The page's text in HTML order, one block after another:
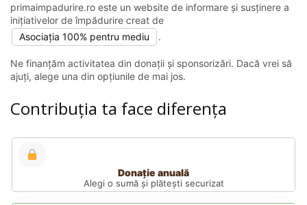
primaimpadurire.ro este un website de informare și susținere a
inițiativelor de împădurire creat de
Asociația 100% pentru mediu
.
Ne finanțăm activitatea din donații și sponsorizări. Dacă vrei să
ajuți, alege una din opțiunile de mai jos.
Contribuția ta face diferența
Donație anuală
Alegi o sumă și plătești securizat